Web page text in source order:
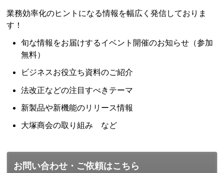
業務効率化のヒントになる情報を幅広く発信しておりま
す！
旬な情報をお届けするイベント開催のお知らせ（参加
無料）
ビジネスお役立ち資料のご紹介
法改正などの注目すべきテーマ
新製品や新機能のリリース情報
大塚商会の取り組み など
お問い合わせ・ご依頼はこちら